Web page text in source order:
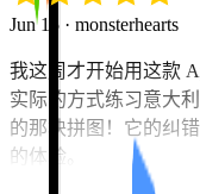
Jun 15 · monsterhearts
我这周才开始用这款
实际的方式练习意大
的那块拼图！它的纠
的体验。